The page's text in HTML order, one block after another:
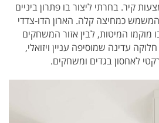
קיר. בחרתי ליצור בו פתרון ביניים
כמחיצה קלה. הארון הדו-צדדי
מוקמו המיטות, לבין אזור המשחקים
עדינה שמוסיפה עניין ויזואלי,
לאחסון בגדים ומשחקים.